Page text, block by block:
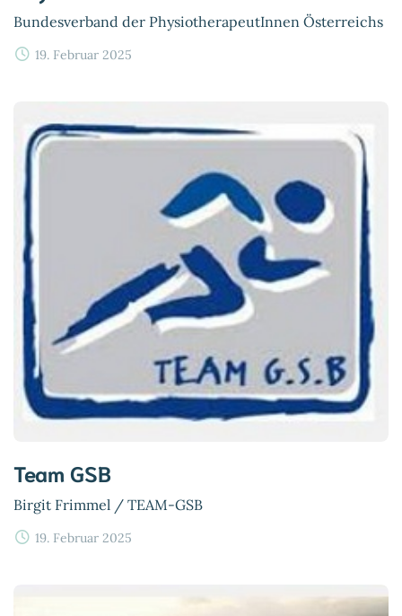
Bundesverband der PhysiotherapeutInnen Österreichs
19. Februar 2025
Team GSB
Birgit Frimmel / TEAM-GSB
19. Februar 2025